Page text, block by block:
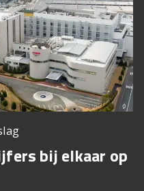
bij elkaar op